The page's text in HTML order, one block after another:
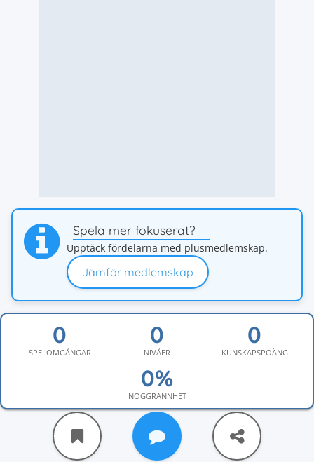
Spela mer fokuserat?
Upptäck fördelarna med plusmedlemskap.
Jämför medlemskap
SPELOMGÅNGAR NIVÅER KUNSKAPSPOÄNG
NOGGRANNHET